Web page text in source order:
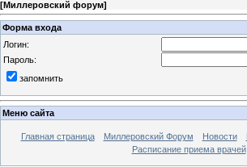
[Миллеровский форум]
Форма входа
Логин:
Пароль:
запомнить
Меню сайта
Главная страница Миллеровский Форум Новости
Расписание приема врачей